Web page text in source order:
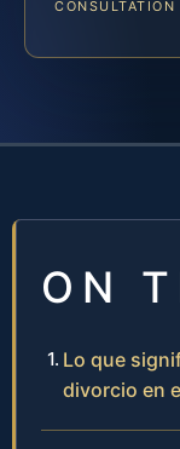
CONSULTATION
ON
Lo que
divorcio en